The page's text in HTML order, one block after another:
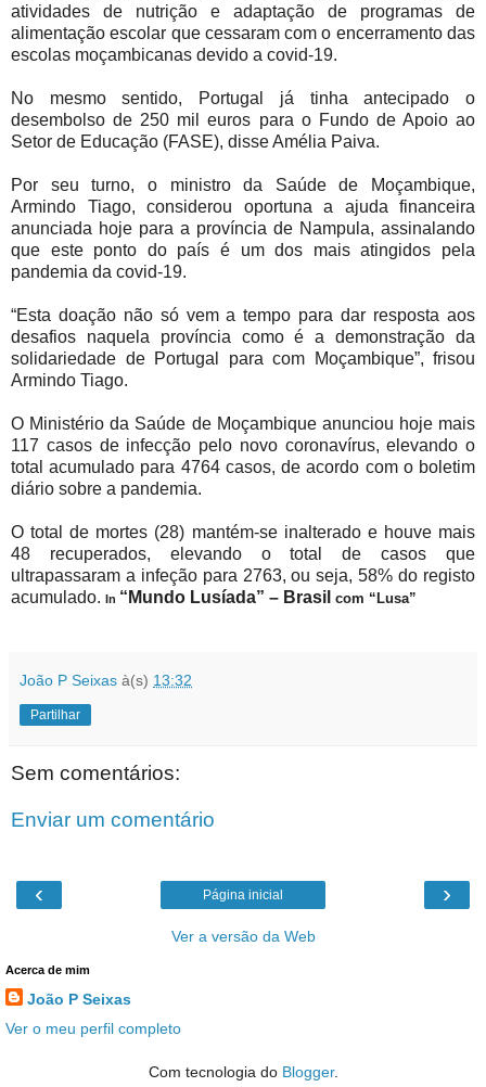
atividades de nutrição e adaptação de programas de
alimentação escolar que cessaram com o encerramento das
escolas moçambicanas devido a covid-19.
No mesmo sentido, Portugal já tinha antecipado o
desembolso de 250 mil euros para o Fundo de Apoio ao
Setor de Educação (FASE), disse Amélia Paiva.
Por seu turno, o ministro da Saúde de Moçambique,
Armindo Tiago, considerou oportuna a ajuda financeira
anunciada hoje para a província de Nampula, assinalando
que este ponto do país é um dos mais atingidos pela
pandemia da covid-19.
“Esta doação não só vem a tempo para dar resposta aos
desafios naquela província como é a demonstração da
solidariedade de Portugal para com Moçambique”, frisou
Armindo Tiago.
O Ministério da Saúde de Moçambique anunciou hoje mais
117 casos de infecção pelo novo coronavírus, elevando o
total acumulado para 4764 casos, de acordo com o boletim
diário sobre a pandemia.
O total de mortes (28) mantém-se inalterado e houve mais
48 recuperados, elevando o total de casos que
ultrapassaram a infeção para 2763, ou seja, 58% do registo
acumulado. In “Mundo Lusíada” – Brasil com “Lusa”
João P Seixas à(s) 13:32
Partilhar
Sem comentários:
Enviar um comentário
‹ ›
Página inicial
Ver a versão da Web
Acerca de mim
João P Seixas
Ver o meu perfil completo
Com tecnologia do Blogger.